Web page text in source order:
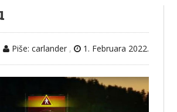
Piše: carlander , 1. Februara 2022.